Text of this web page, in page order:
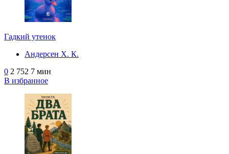
Гадкий утенок
Андерсен Х. К.
0 2 752 7 мин
В избранное